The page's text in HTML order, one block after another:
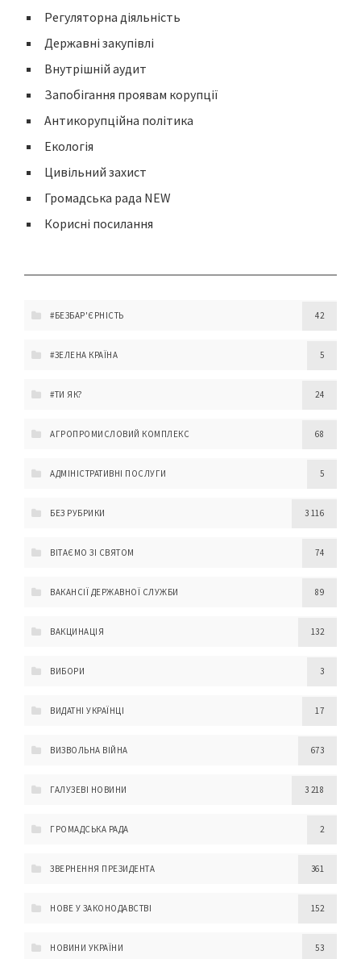
Регуляторна діяльність
Державні закупівлі
Внутрішній аудит
Запобігання проявам корупції
Антикорупційна політика
Екологія
Цивільний захист
Громадська рада NEW
Корисні посилання
#БЕЗБАР'ЄРНІСТЬ 42
#ЗЕЛЕНА КРАЇНА 5
#ТИ ЯК? 24
АГРОПРОМИСЛОВИЙ КОМПЛЕКС 68
АДМІНІСТРАТИВНІ ПОСЛУГИ 5
БЕЗ РУБРИКИ 3 116
ВІТАЄМО ЗІ СВЯТОМ 74
ВАКАНСІЇ ДЕРЖАВНОЇ СЛУЖБИ 89
ВАКЦИНАЦІЯ 132
ВИБОРИ 3
ВИДАТНІ УКРАЇНЦІ 17
ВИЗВОЛЬНА ВІЙНА 673
ГАЛУЗЕВІ НОВИНИ 3 218
ГРОМАДСЬКА РАДА 2
ЗВЕРНЕННЯ ПРЕЗИДЕНТА 361
НОВЕ У ЗАКОНОДАВСТВІ 152
НОВИНИ УКРАЇНИ 53